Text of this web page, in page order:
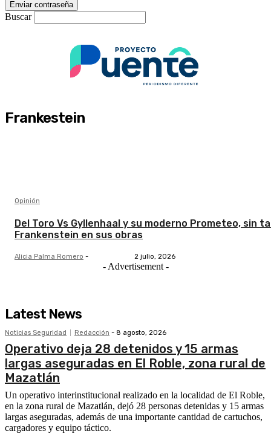
Buscar
Frankestein
Opinión
Del Toro Vs Gyllenhaal y su moderno Prometeo, sin
Frankenstein en sus obras
Alicia Palma Romero - 2 julio, 2026
- Advertisement -
Latest News
Noticias Seguridad Redacción - 8 agosto, 2026
Operativo deja 28 detenidos y 15 armas
largas aseguradas en El Roble, zona rural de
Mazatlán
Un operativo interinstitucional realizado en la localidad de El Roble,
en la zona rural de Mazatlán, dejó 28 personas detenidas y 15 armas
largas aseguradas, además de una importante cantidad de cartuchos,
cargadores y equipo táctico.